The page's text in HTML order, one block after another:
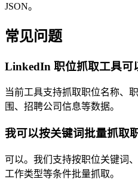
JSON。
常见问题
LinkedIn 职位抓取工具可
当前工具支持抓取职位名称、
围、招聘公司信息等数据。
我可以按关键词批量抓取
可以。我们支持按职位关键词
工作类型等条件批量抓取。